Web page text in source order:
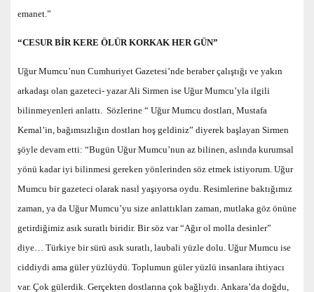
emanet.”
“CESUR BİR KERE ÖLÜR KORKAK HER GÜN”
Uğur Mumcu’nun Cumhuriyet Gazetesi’nde beraber çalıştığı ve yakın
arkadaşı olan gazeteci- yazar Ali Sirmen ise Uğur Mumcu’yla ilgili
bilinmeyenleri anlattı. Sözlerine “ Uğur Mumcu dostları, Mustafa
Kemal’in, bağımsızlığın dostları hoş geldiniz” diyerek başlayan Sirmen
şöyle devam etti: “Bugün Uğur Mumcu’nun az bilinen, aslında kurumsal
yönü kadar iyi bilinmesi gereken yönlerinden söz etmek istiyorum. Uğur
Mumcu bir gazeteci olarak nasıl yaşıyorsa oydu. Resimlerine baktığımız
zaman, ya da Uğur Mumcu’yu size anlattıkları zaman, mutlaka göz önüne
getirdiğimiz asık suratlı biridir. Bir söz var “Ağır ol molla desinler”
diye… Türkiye bir sürü asık suratlı, laubali yüzle dolu. Uğur Mumcu ise
ciddiydi ama güler yüzlüydü. Toplumun güler yüzlü insanlara ihtiyacı
var. Çok gülerdik. Gerçekten dostlarına çok bağlıydı. Ankara’da doğdu,